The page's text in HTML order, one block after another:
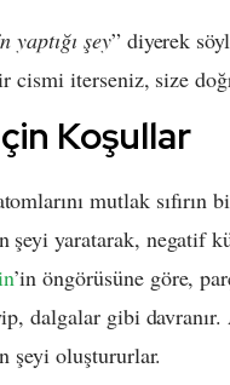
yaptığı şey” diyerek
cismi iterseniz, size
Koşullar
mutlak sıfırın
şeyi yaratarak, negatif
’in öngörüsüne göre,
dalgalar gibi
şeyi oluştururlar.